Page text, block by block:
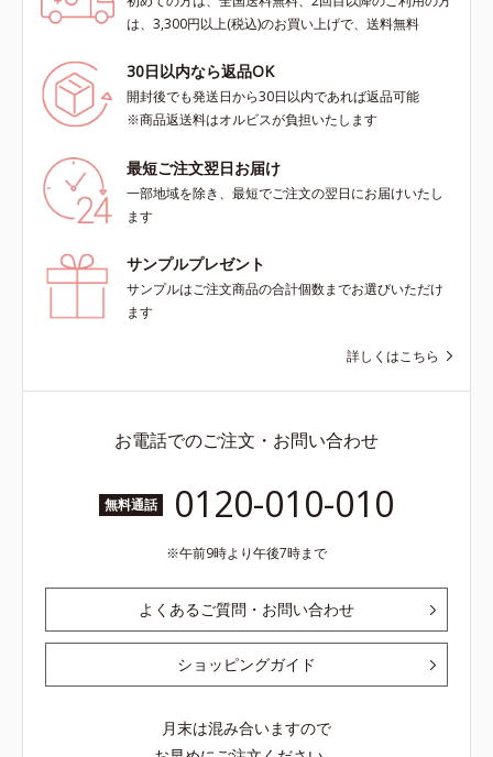
は、3,300円以上(税込)のお買い上げで、送料無料
30日以内なら返品OK
開封後でも発送日から30日以内であれば返品可能
※商品返送料はオルビスが負担いたします
最短ご注文翌日お届け
一部地域を除き、最短でご注文の翌日にお届けいたし
ます
サンプルプレゼント
サンプルはご注文商品の合計個数までお選びいただけ
ます
詳しくはこちら
お電話でのご注文・お問い合わせ
無料通話 0120-010-010
午前9時より午後7時まで
よくあるご質問・お問い合わせ
ショッピングガイド
月末は混み合いますので